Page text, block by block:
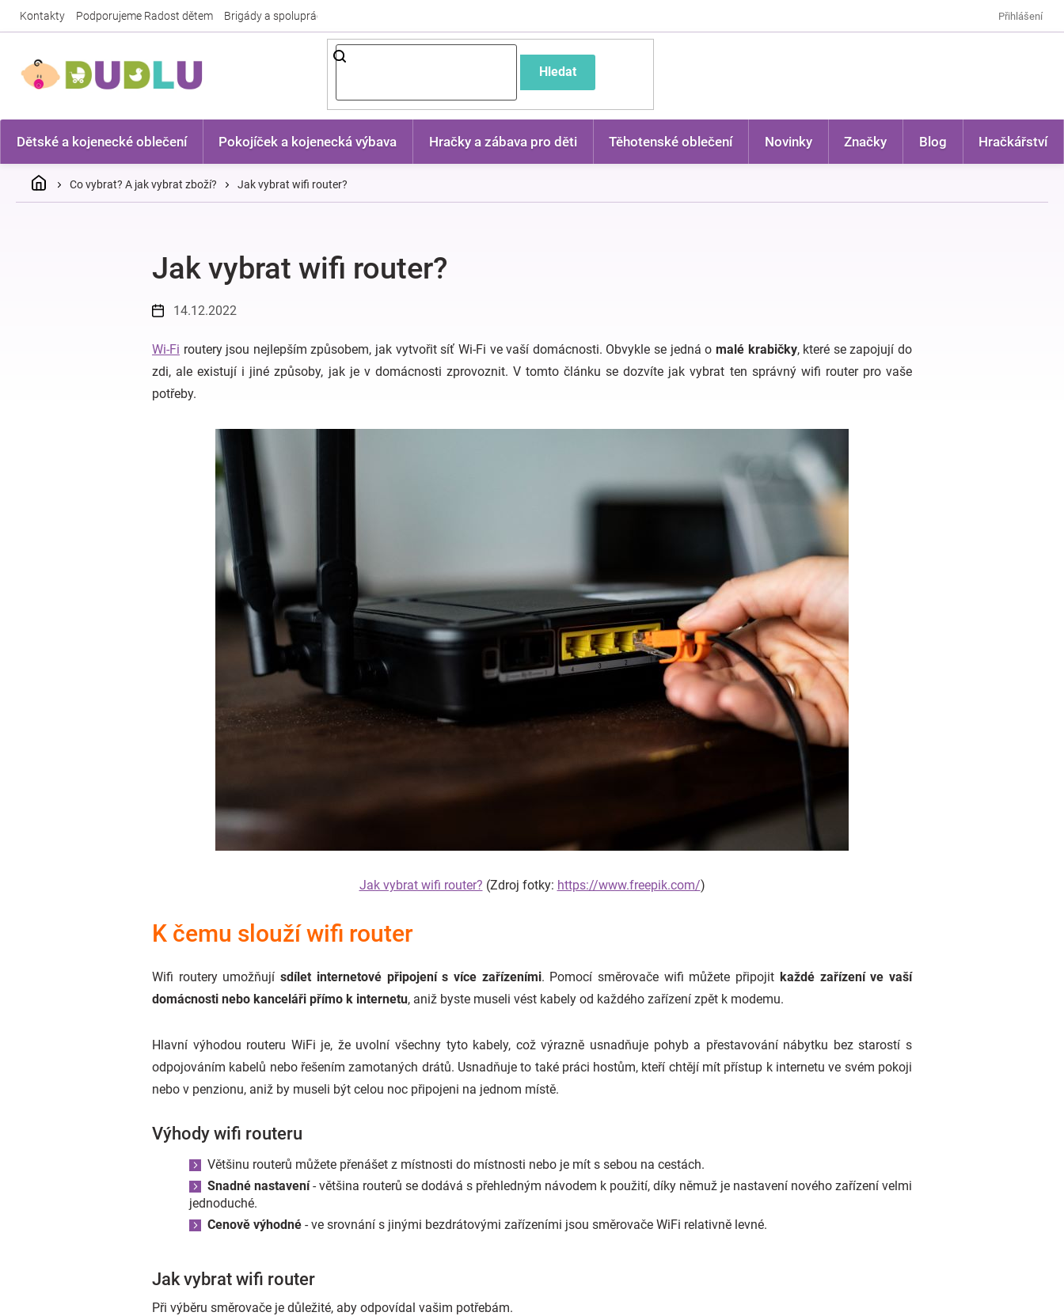
Kontakty Podporujeme Radost dětem Brigády a spolupráce Přihlášení
Hledat
Dětské a kojenecké oblečení Pokojíček a kojenecká výbava Hračky a zábava pro děti Těhotenské oblečení Novinky Značky Blog Hračkářství
DomůCo vybrat? A jak vybrat zboží? Jak vybrat wifi router?
Jak vybrat wifi router?
14.12.2022
Wi-Fi routery jsou nejlepším způsobem, jak vytvořit síť Wi-Fi ve vaší domácnosti. Obvykle se jedná o malé krabičky, které se zapojují do
zdi, ale existují i jiné způsoby, jak je v domácnosti zprovoznit. V tomto článku se dozvíte jak vybrat ten správný wifi router pro vaše
potřeby.
Jak vybrat wifi router? (Zdroj fotky: https://www.freepik.com/)
K čemu slouží wifi router
Wifi routery umožňujísdílet internetové připojení s více zařízeními. Pomocí směrovače wifi můžete připojit každé zařízení ve vaší
domácnosti nebo kanceláři přímo k internetu, aniž byste museli vést kabely od každého zařízení zpět k modemu.
Hlavní výhodou routeru WiFi je, že uvolní všechny tyto kabely, což výrazně usnadňuje pohyb a přestavování nábytku bez starostí s
odpojováním kabelů nebo řešením zamotaných drátů. Usnadňuje to také práci hostům, kteří chtějí mít přístup k internetu ve svém pokoji
nebo v penzionu, aniž by museli být celou noc připojeni na jednom místě.
Výhody wifi routeru
Většinu routerů můžete přenášet z místnosti do místnosti nebo je mít s sebou na cestách.
Snadné nastavení- většina routerů se dodává s přehledným návodem k použití, díky němuž je nastavení nového zařízení velmi
jednoduché.
Cenově výhodné - ve srovnání s jinými bezdrátovými zařízeními jsou směrovače WiFi relativně levné.
Jak vybrat wifi router
Při výběru směrovače je důležité, aby odpovídal vašim potřebám.